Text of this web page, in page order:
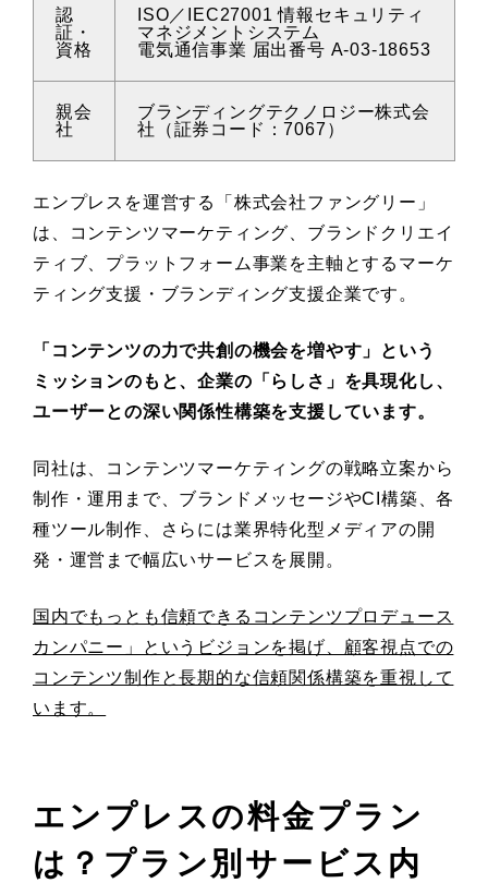
認
証・
資格
ISO／IEC27001 情報セキュリティ
マネジメントシステム
電気通信事業 届出番号 A-03-18653
親会
社
ブランディングテクノロジー株式会
社（証券コード：7067）
エンプレスを運営する「株式会社ファングリー」
は、コンテンツマーケティング、ブランドクリエイ
ティブ、プラットフォーム事業を主軸とするマーケ
ティング支援・ブランディング支援企業です。
「コンテンツの力で共創の機会を増やす」という
ミッションのもと、企業の「らしさ」を具現化し、
ユーザーとの深い関係性構築を支援しています。
同社は、コンテンツマーケティングの戦略立案から
制作・運用まで、ブランドメッセージやCI構築、各
種ツール制作、さらには業界特化型メディアの開
発・運営まで幅広いサービスを展開。
国内でもっとも信頼できるコンテンツプロデュース
カンパニー」というビジョンを掲げ、顧客視点での
コンテンツ制作と長期的な信頼関係構築を重視して
います。
エンプレスの料金プラン
は？プラン別サービス内